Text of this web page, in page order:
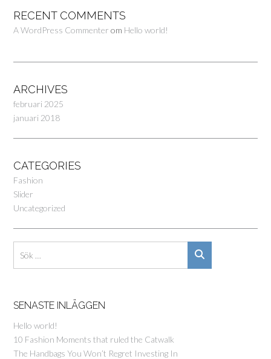
RECENT COMMENTS
A WordPress Commenter om Hello world!
ARCHIVES
februari 2025
januari 2018
CATEGORIES
Fashion
Slider
Uncategorized
SENASTE INLÄGGEN
Hello world!
10 Fashion Moments that ruled the Catwalk
The Handbags You Won’t Regret Investing In